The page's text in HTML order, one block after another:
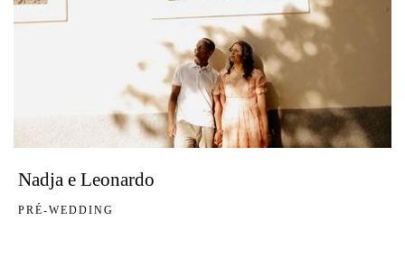
Nadja e Leonardo
PRÉ-WEDDING